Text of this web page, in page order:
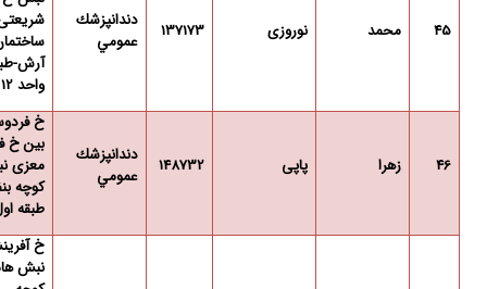
45 محمد نوروزی 137173
دندانپزشك
عمومي
واحد 12
46 زهرا پاپی 148732
دندانپزشك
عمومي
خ
بین خ
معزی
کوچه
طبقه
خ
نبش